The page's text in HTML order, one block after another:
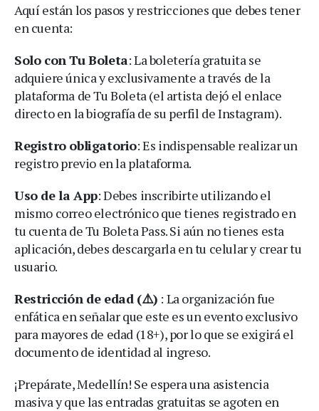
Aquí están los pasos y restricciones que debes tener
en cuenta:
Solo con Tu Boleta: La boletería gratuita se
adquiere única y exclusivamente a través de la
plataforma de Tu Boleta (el artista dejó el enlace
directo en la biografía de su perfil de Instagram).
Registro obligatorio: Es indispensable realizar un
registro previo en la plataforma.
Uso de la App: Debes inscribirte utilizando el
mismo correo electrónico que tienes registrado en
tu cuenta de Tu Boleta Pass. Si aún no tienes esta
aplicación, debes descargarla en tu celular y crear tu
usuario.
Restricción de edad (⚠️) : La organización fue
enfática en señalar que este es un evento exclusivo
para mayores de edad (18+), por lo que se exigirá el
documento de identidad al ingreso.
¡Prepárate, Medellín! Se espera una asistencia
masiva y que las entradas gratuitas se agoten en